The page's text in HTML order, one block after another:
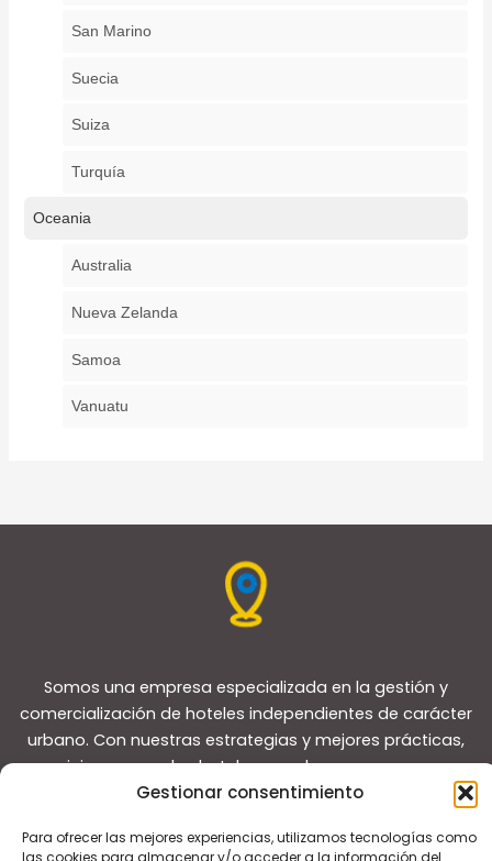
Gestionar consentimiento
Para ofrecer las mejores experiencias, utilizamos tecnologías como
las cookies para almacenar y/o acceder a la información del
San Marino
Suecia
Suiza
Turquía
Oceania
Australia
Nueva Zelanda
Samoa
Vanuatu
Somos una empresa especializada en la gestión y
comercialización de hoteles independientes de carácter
urbano. Con nuestras estrategias y mejores prácticas,
reposicionamos a los hoteles para lograr que superen a
sus competidores y convertirlos en líderes del mercado